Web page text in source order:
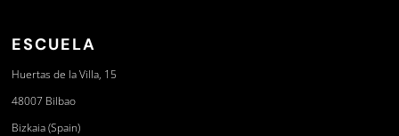
ESCUELA
Huertas de la Villa, 15
48007 Bilbao
Bizkaia (Spain)